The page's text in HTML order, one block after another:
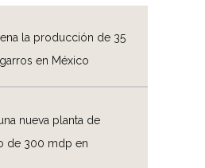
la producción de 35
en México
nueva planta de
de 300 mdp en